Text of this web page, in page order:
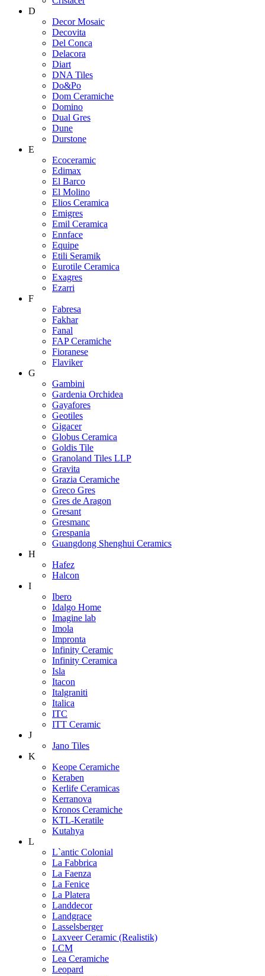
D
Decor Mosaic
Decovita
Del Conca
Delacora
Diart
DNA Tiles
Do&Po
Dom Ceramiche
Domino
Dual Gres
Dune
Durstone
E
Ecoceramic
Edimax
El Barco
El Molino
Elios Ceramica
Emigres
Emil Ceramica
Ennface
Equipe
Etili Seramik
Eurotile Ceramica
Exagres
Ezarri
F
Fabresa
Fakhar
Fanal
FAP Ceramiche
Fioranese
Flaviker
G
Gambini
Gardenia Orchidea
Gayafores
Geotiles
Gigacer
Globus Ceramica
Goldis Tile
Granoland Tiles LLP
Gravita
Grazia Ceramiche
Greco Gres
Gres de Aragon
Gresant
Gresmanc
Grespania
Guangdong Shenghui Ceramics
H
Hafez
Halcon
I
Ibero
Idalgo Home
Imagine lab
Imola
Impronta
Infinity Ceramic
Infinity Ceramica
Isla
Itacon
Italgraniti
Italica
ITC
ITT Ceramic
J
Jano Tiles
K
Keope Ceramiche
Keraben
Kerlife Ceramicas
Kerranova
Kronos Ceramiche
KTL-Keratile
Kutahya
L
L`antic Colonial
La Fabbrica
La Faenza
La Fenice
La Platera
Landdecor
Landgrace
Lasselsberger
Laxveer Ceramic (Realistik)
LCM
Lea Ceramiche
Leopard